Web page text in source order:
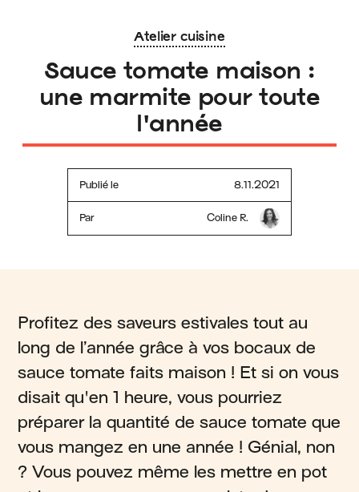
Atelier cuisine
Sauce tomate maison :
une marmite pour toute
l'année
Publié le 8.11.2021
Par Coline R.
Profitez des saveurs estivales tout au
long de l’année grâce à vos bocaux de
sauce tomate faits maison ! Et si on vous
disait qu'en 1 heure, vous pourriez
préparer la quantité de sauce tomate que
vous mangez en une année ! Génial, non
? Vous pouvez même les mettre en pot